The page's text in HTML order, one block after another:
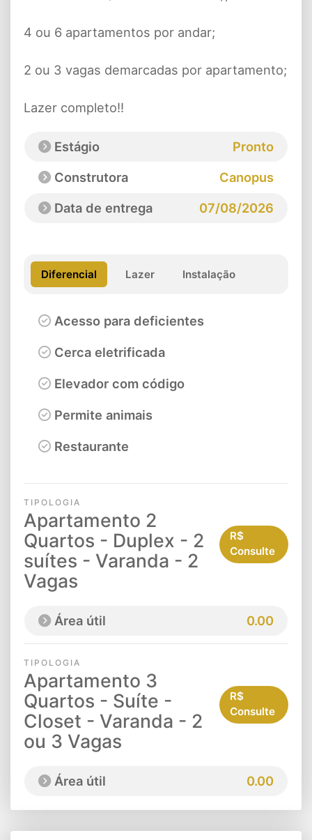
4 ou 6 apartamentos por andar;
2 ou 3 vagas demarcadas por apartamento;
Lazer completo!!
Estágio
Pronto
Construtora
Canopus
Data de entrega
07/08/2026
Diferencial Lazer Instalação
Acesso para deficientes
Cerca eletrificada
Elevador com código
Permite animais
Restaurante
TIPOLOGIA
Apartamento 2
Quartos - Duplex - 2
suítes - Varanda - 2
Vagas
R$
Consulte
Área útil 0.00
TIPOLOGIA
Apartamento 3
Quartos - Suíte -
Closet - Varanda - 2
ou 3 Vagas
R$
Consulte
Área útil 0.00